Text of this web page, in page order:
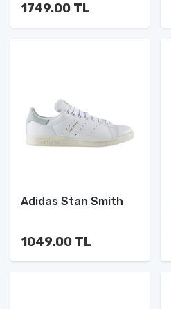
1749.00 TL
Adidas Stan Smith
1049.00 TL